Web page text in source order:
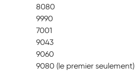
8080
9990
7001
9043
9060
9080 (le premier seulement)